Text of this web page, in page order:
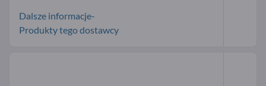
Dalsze informacje-
Produkty tego dostawcy